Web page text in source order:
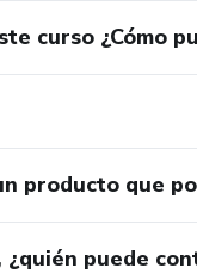
curso ¿Cómo
producto que
puede